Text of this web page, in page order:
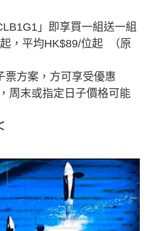
」即享買一組送一組
，平均HK$89/位起 （原
票方案，方可享受優惠
周末或指定日子價格可能